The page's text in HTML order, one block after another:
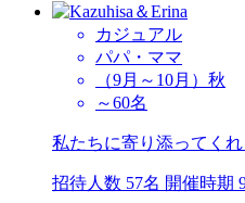
カジュアル
パパ・ママ
（9月～10月）秋
～60名
私たちに寄り添ってく
招待人数 57名 開催時期